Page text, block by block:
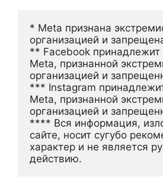
* Meta признана
организацией и
** Facebook принадлежит
Meta, признанной
организацией и
*** Instagram
Meta, признанной
организацией и
**** Вся информация,
сайте, носит сугубо
характер и не является
действию.